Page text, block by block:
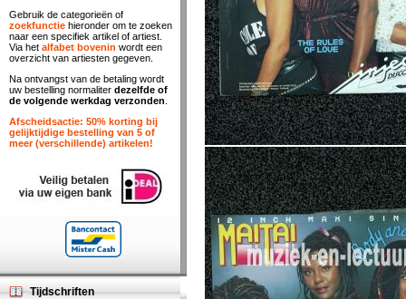
Gebruik de categorieën of
zoekfunctie hieronder om te zoeken
naar een specifiek artikel of artiest.
Via het alfabet bovenin wordt een
overzicht van artiesten gegeven.
Na ontvangst van de betaling wordt
uw bestelling normaliter dezelfde of
de volgende werkdag verzonden
Afscheidsactie: 50% korting bij
gelijktijdige bestelling van 5 of
meer (verschillende) artikelen!
Tijdschriften